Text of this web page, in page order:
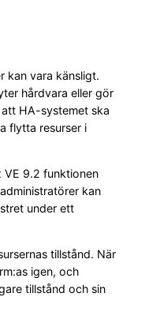
kan vara känsligt.
hårdvara eller gör
HA-systemet ska
flytta resurser i
VE 9.2 funktionen
kan
under ett
tillstånd. När
igen, och
tillstånd och sin